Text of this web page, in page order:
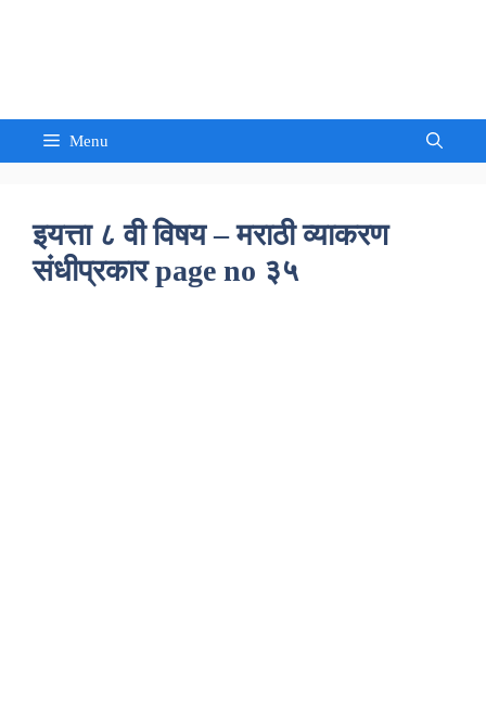
Menu
इयत्ता ८ वी विषय – मराठी व्याकरण
संधीप्रकार page no ३५